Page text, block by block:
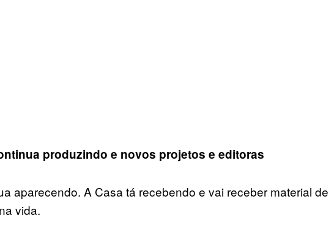
produzindo e novos projetos e editoras
aparecendo. A Casa tá recebendo e vai receber material de
vida.